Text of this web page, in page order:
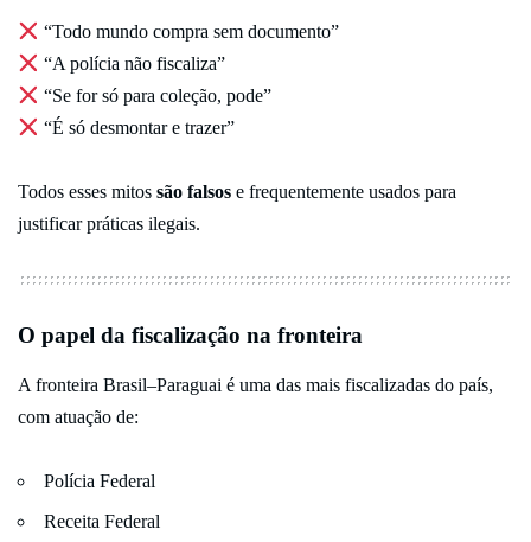
“Todo mundo compra sem documento”
“A polícia não fiscaliza”
“Se for só para coleção, pode”
“É só desmontar e trazer”
Todos esses mitos são falsos e frequentemente usados para
justificar práticas ilegais.
O papel da fiscalização na fronteira
A fronteira Brasil–Paraguai é uma das mais fiscalizadas do país,
com atuação de:
Polícia Federal
Receita Federal